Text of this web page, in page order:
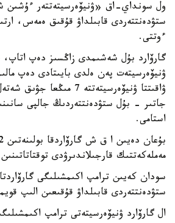
ول سونداي-اق «ۋنيۆەرسيتەتتەر ءۇشىن
ستۋدەنتتەردى قابىلداۋ قۇقىق ەمەس،
ءوتتى.
گارۆارد بۇل شەشىمدى زاڭسىز دەپ اتاپ،
ۋنيۆەرسيتەت پەن ەلدى بايىتادى دەپ
ۋاقىتتا ۋنيۆەرسيتەتتە 7
جاتىر - بۇل ستۋدەنتتەردىڭ جالپى
استامى.
مەملەكەتتىك قارجىلاندىرۋدى
سودان كەيىن ترامپ اكىمشىلىگى
ستۋدەنتتەردى قابىلداۋ قۇقىعىن الىپ
ال گارۆارد ۋنيۆەرسيتەتى ترامپ